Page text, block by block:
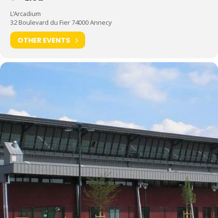
L'Arcadium
32 Boulevard du Fier 74000 Annecy
OTHER EVENTS